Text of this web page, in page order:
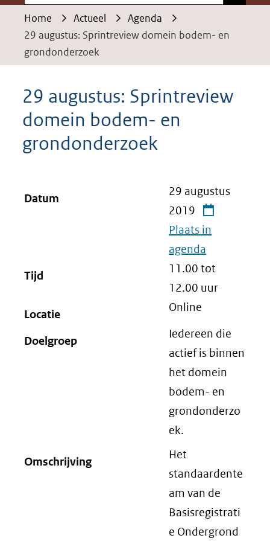
Home Actueel
Agenda
29 augustus: Sprintreview domein bodem- en
grondonderzoek
29 augustus: Sprintreview
domein bodem- en
grondonderzoek
Datum
29 augustus
2019
Plaats in
agenda
Tijd
11.00 tot
12.00 uur
Locatie
Online
Doelgroep
Iedereen die
actief is binnen
het domein
bodem- en
grondonderzo
ek.
Omschrijving
Het
standaardente
am van de
Basisregistrati
e Ondergrond